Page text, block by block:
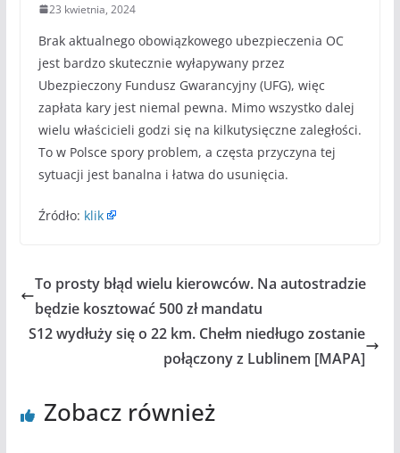
23 kwietnia, 2024
Brak aktualnego obowiązkowego ubezpieczenia OC
jest bardzo skutecznie wyłapywany przez
Ubezpieczony Fundusz Gwarancyjny (UFG), więc
zapłata kary jest niemal pewna. Mimo wszystko dalej
wielu właścicieli godzi się na kilkutysięczne zaległości.
To w Polsce spory problem, a częsta przyczyna tej
sytuacji jest banalna i łatwa do usunięcia.
Źródło: klik
To prosty błąd wielu kierowców. Na autostradzie
będzie kosztować 500 zł mandatu
S12 wydłuży się o 22 km. Chełm niedługo zostanie
połączony z Lublinem [MAPA]
Zobacz również